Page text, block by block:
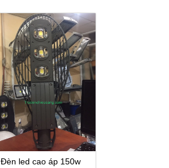
Đèn led cao áp 150w